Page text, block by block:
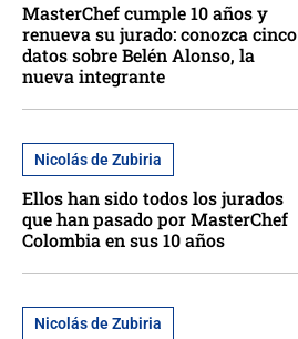
MasterChef cumple 10 años y
renueva su jurado: conozca cinco
datos sobre Belén Alonso, la
nueva integrante
Nicolás de Zubiria
Ellos han sido todos los jurados
que han pasado por MasterChef
Colombia en sus 10 años
Nicolás de Zubiria